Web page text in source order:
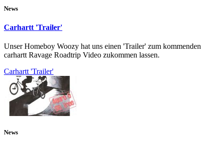
News
Carhartt 'Trailer'
Unser Homeboy Woozy hat uns einen 'Trailer' zum kommenden
carhartt Ravage Roadtrip Video zukommen lassen.
Carhartt 'Trailer'
News